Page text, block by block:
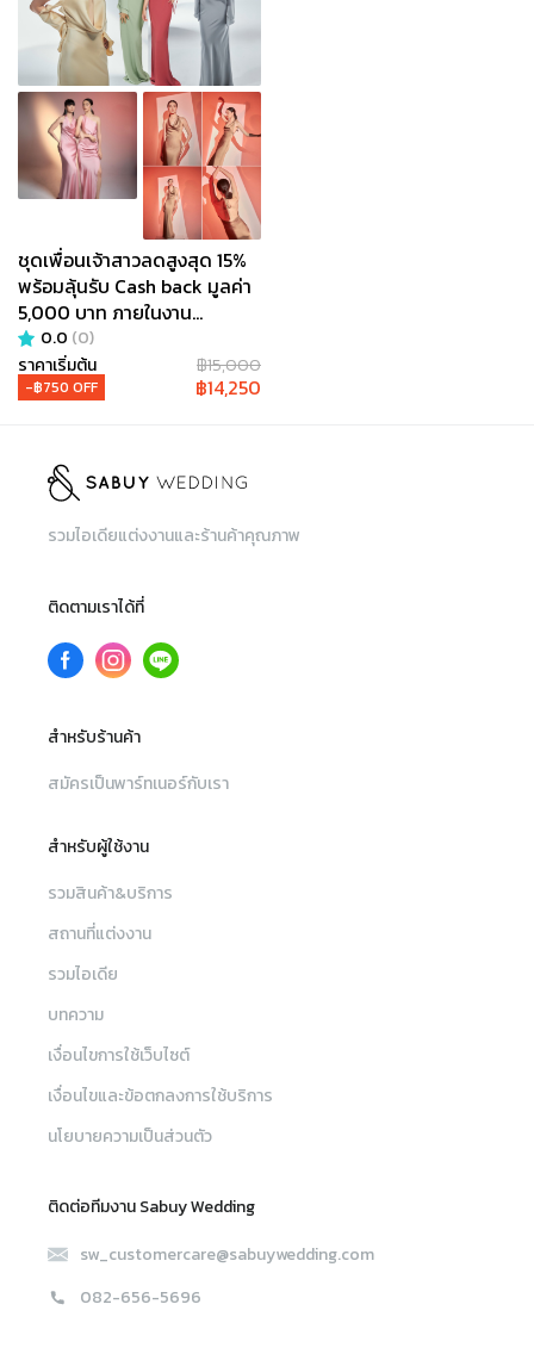
ชุดเพื่อนเจ้าสาวลดสูงสุด 15%
พร้อมลุ้นรับ Cash back มูลค่า
5,000 บาท ภายในงาน
Sabuywedding Festival
2024 @ Miss Modern
0.0 (0)
ราคาเริ่มต้น
฿15,000
-฿750 OFF ฿14,250
รวมไอเดียแต่งงานและร้านค้าคุณภาพ
ติดตามเราได้ที่
สำหรับร้านค้า
สมัครเป็นพาร์ทเนอร์กับเรา
สำหรับผู้ใช้งาน
รวมสินค้า&บริการ
สถานที่แต่งงาน
รวมไอเดีย
บทความ
เงื่อนไขการใช้เว็บไซต์
เงื่อนไขและข้อตกลงการใช้บริการ
นโยบายความเป็นส่วนตัว
ติดต่อทีมงาน Sabuy Wedding
sw_customercare@sabuywedding.com
082-656-5696